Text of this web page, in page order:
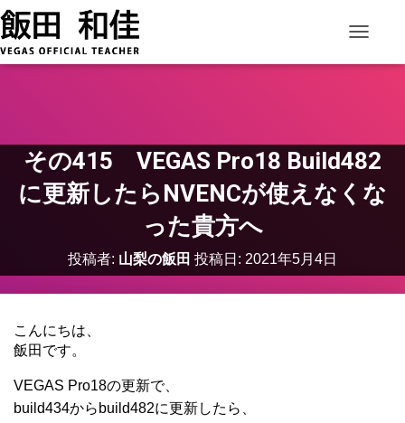
その415 VEGAS Pro18 Build482
に更新したらNVENCが使えなくな
った貴方へ
投稿者: 山梨の飯田 投稿日: 2021年5月4日
こんにちは、
飯田です。
VEGAS Pro18の更新で、
build434からbuild482に更新したら、